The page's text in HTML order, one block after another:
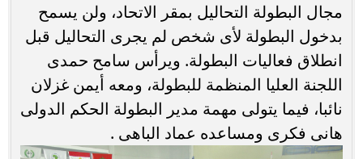
مجال البطولة التحاليل بمقر الاتحاد، ولن يسمح
بدخول البطولة لأى شخص لم يجرى التحاليل قبل
انطلاق فعاليات البطولة. ويرأس سامح حمدى
اللجنة العليا المنظمة للبطولة، ومعه أيمن غزلان
نائبا، فيما يتولى مهمة مدير البطولة الحكم الدولى
هانى فكرى ومساعده عماد الباهى .